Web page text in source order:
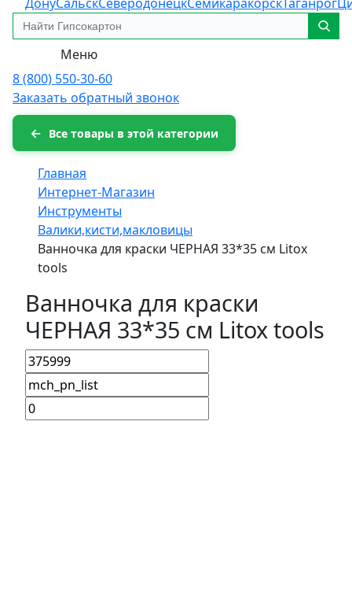
Меню
8 (800) 550-30-60
Заказать обратный звонок
Все товары в этой категории
Главная
Интернет-Магазин
Инструменты
Валики,кисти,макловицы
Ванночка для краски ЧЕРНАЯ 33*35 см Litox
tools
Ванночка для краски
ЧЕРНАЯ 33*35 см Litox tools